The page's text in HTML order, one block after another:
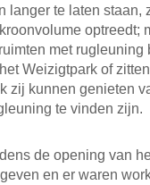
langer te laten staan,
optreedt;
met
Weizigtpark of
zij kunnen genieten
te vinden zijn.
de opening van
en er waren